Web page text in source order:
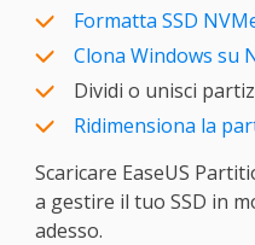
Formatta SSD
Clona Windows su
Dividi o unisci
Ridimensiona la
Scaricare EaseUS
a gestire il tuo SSD in
adesso.